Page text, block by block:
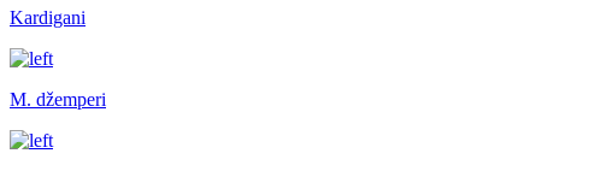
Kardigani
M. džemperi